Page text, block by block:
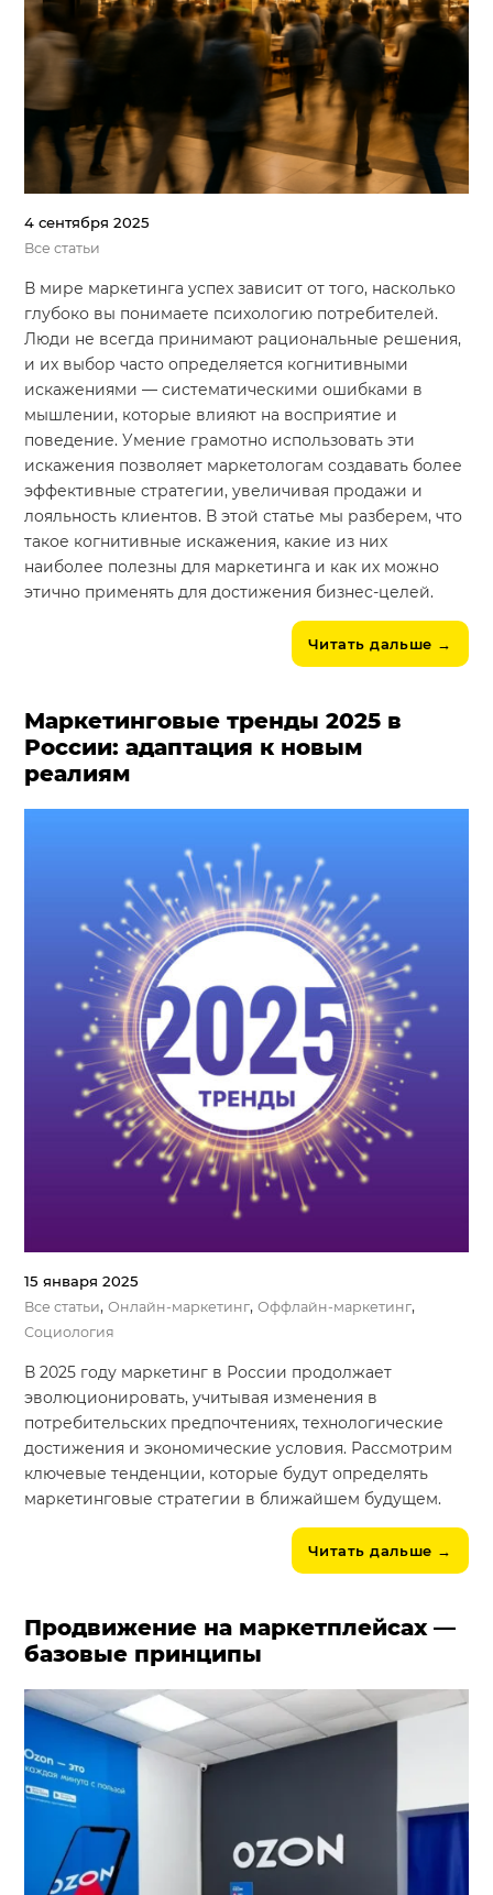
Система продаж для мебельного бизнеса
Система продаж для туристического бизнеса
Повышение конверсии сайтов
Акции
Блог
Контакты
4 сентября 2025
Все статьи
В мире маркетинга успех зависит от того, насколько
глубоко вы понимаете психологию потребителей.
Люди не всегда принимают рациональные решения,
и их выбор часто определяется когнитивными
искажениями — систематическими ошибками в
мышлении, которые влияют на восприятие и
поведение. Умение грамотно использовать эти
искажения позволяет маркетологам создавать более
эффективные стратегии, увеличивая продажи и
лояльность клиентов. В этой статье мы разберем, что
такое когнитивные искажения, какие из них
наиболее полезны для маркетинга и как их можно
этично применять для достижения бизнес-целей.
Читать дальше →
Маркетинговые тренды 2025 в
России: адаптация к новым
реалиям
15 января 2025
Все статьи,Онлайн-маркетинг,Оффлайн-маркетинг,
Социология
В 2025 году маркетинг в России продолжает
эволюционировать, учитывая изменения в
потребительских предпочтениях, технологические
достижения и экономические условия. Рассмотрим
ключевые тенденции, которые будут определять
маркетинговые стратегии в ближайшем будущем.
Читать дальше →
Продвижение на маркетплейсах —
базовые принципы